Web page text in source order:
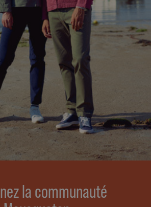
la communauté